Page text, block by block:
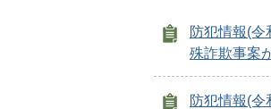
防犯情報(
殊詐欺事案
防犯情報(